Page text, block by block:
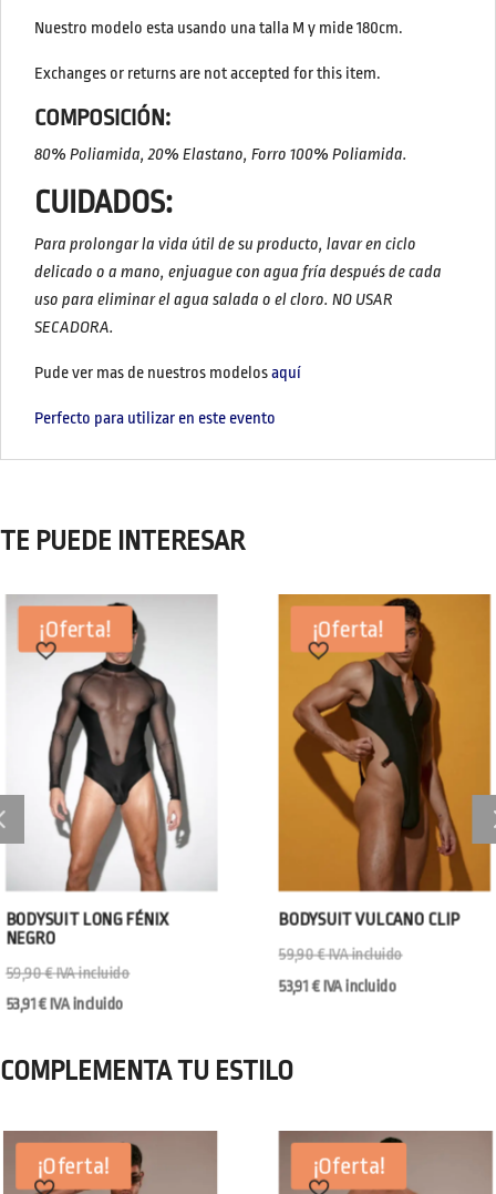
Nuestro modelo esta usando una talla M y mide 180cm.
Exchanges or returns are not accepted for this item.
COMPOSICIÓN:
80% Poliamida, 20% Elastano, Forro 100% Poliamida.
CUIDADOS:
Para prolongar la vida útil de su producto, lavar en ciclo
delicado o a mano, enjuague con agua fría después de cada
uso para eliminar el agua salada o el cloro. NO USAR
SECADORA.
Pude ver mas de nuestros modelosaquí
Perfecto para utilizar en este evento
TE PUEDE INTERESAR
¡Oferta!
BODYSUIT LONG FÉNIX
NEGRO
59,90€IVA incluido
53,91€ IVA incluido
¡Oferta!
BODYSUIT VULCANO CLIP
59,90€ IVA incluido
53,91€ IVA incluido
COMPLEMENTA TU ESTILO
¡Oferta! ¡Oferta!